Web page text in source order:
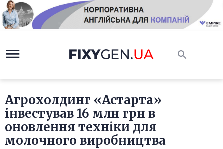
Агрохолдинг «Астарта»
інвестував 16 млн грн в
оновлення техніки для
молочного виробництва